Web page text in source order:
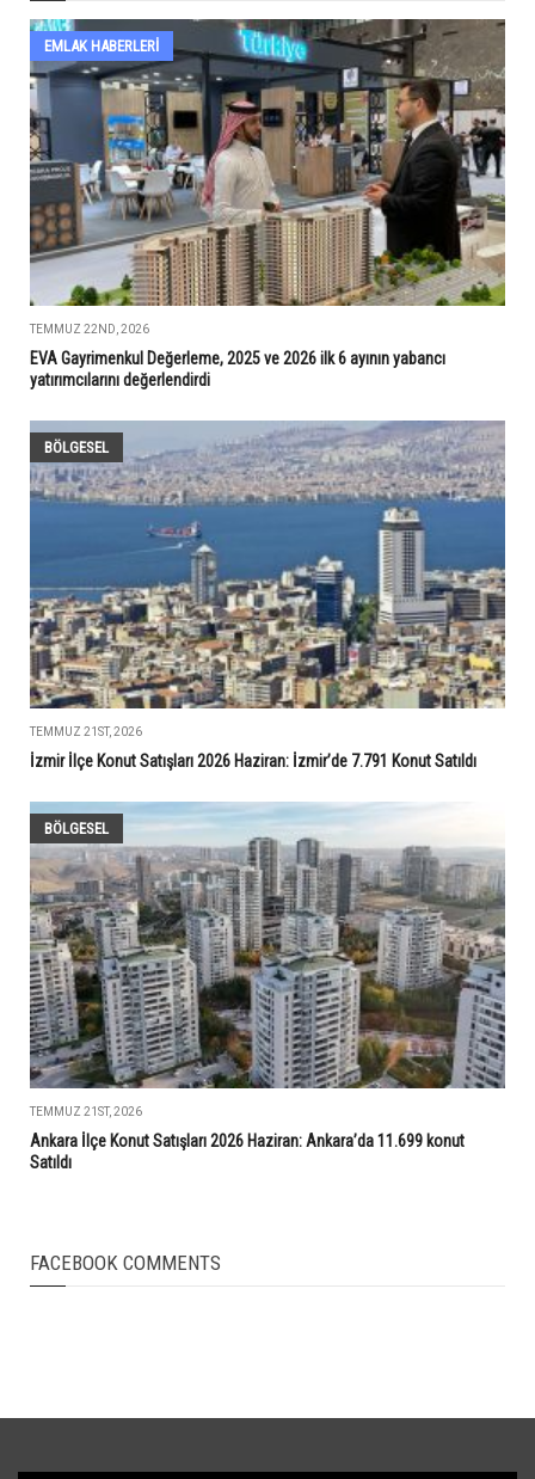
EMLAK HABERLERI
TEMMUZ 22ND, 2026
EVA Gayrimenkul Değerleme, 2025 ve 2026 ilk 6 ayının yabancı
yatırımcılarını değerlendirdi
BÖLGESEL
TEMMUZ 21ST, 2026
İzmir İlçe Konut Satışları 2026 Haziran: İzmir’de 7.791 Konut Satıldı
BÖLGESEL
TEMMUZ 21ST, 2026
Ankara İlçe Konut Satışları 2026 Haziran: Ankara’da 11.699 konut
Satıldı
FACEBOOK COMMENTS